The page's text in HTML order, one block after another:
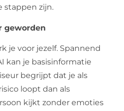
stappen zijn.
geworden
je voor jezelf. Spannend
kan je basisinformatie
begrijpt dat je als
loopt dan als
kijkt zonder emoties